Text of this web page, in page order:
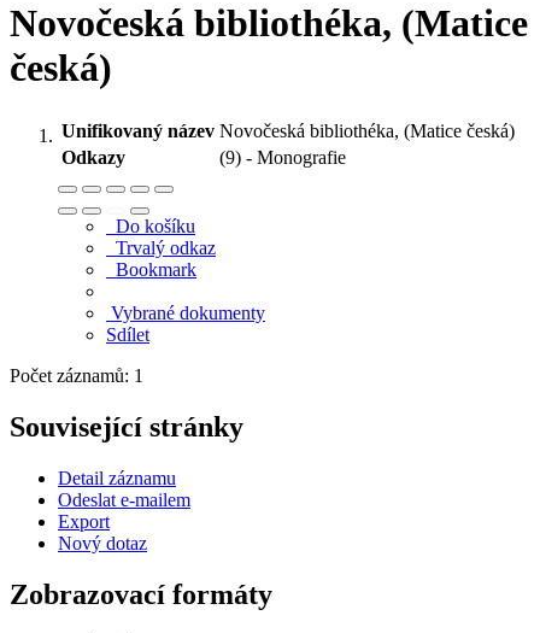
Novočeská bibliothéka, (Matice
česká)
Unifikovaný název Novočeská bibliothéka, (Matice česká)
Odkazy
(9) - Monografie
Do košíku
Trvalý odkaz
Bookmark
Vybrané dokumenty
Sdílet
Počet záznamů: 1
Související stránky
Detail záznamu
Odeslat e-mailem
Export
Nový dotaz
Zobrazovací formáty